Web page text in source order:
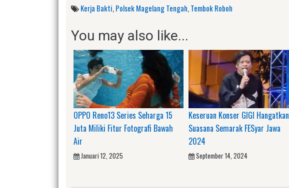
Kerja Bakti,Polsek Magelang Tengah,Tembok Roboh
You may also like...
OPPO Reno13 Series Seharga 15
Juta Miliki Fitur Fotografi Bawah
Air
Januari 12, 2025
Keseruan Konser GIGI Hangatkan
Suasana Semarak FESyar Jawa
2024
September 14, 2024